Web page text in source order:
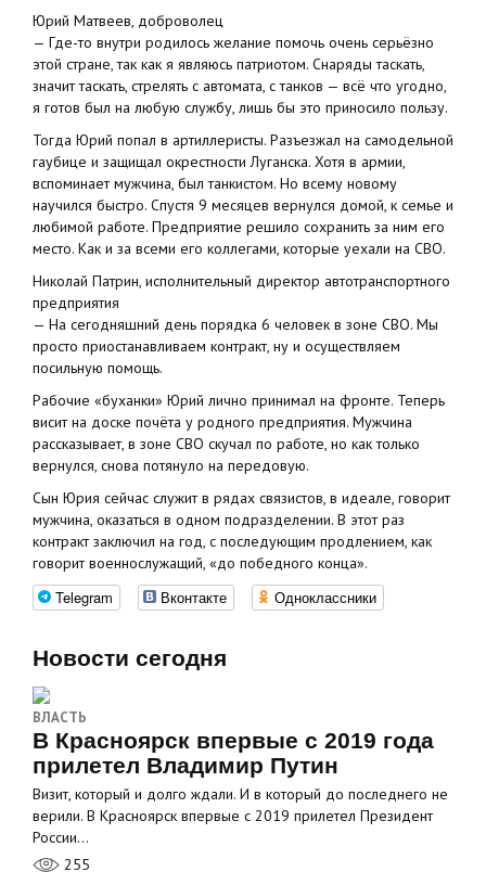
Юрий Матвеев, доброволец
— Где-то внутри родилось желание помочь очень серьёзно
этой стране, так как я являюсь патриотом. Снаряды таскать,
значит таскать, стрелять с автомата, с танков — всё что угодно,
я готов был на любую службу, лишь бы это приносило пользу.
Тогда Юрий попал в артиллеристы. Разъезжал на самодельной
гаубице и защищал окрестности Луганска. Хотя в армии,
вспоминает мужчина, был танкистом. Но всему новому
научился быстро. Спустя 9 месяцев вернулся домой, к семье и
любимой работе. Предприятие решило сохранить за ним его
место. Как и за всеми его коллегами, которые уехали на СВО.
Николай Патрин, исполнительный директор автотранспортного
предприятия
— На сегодняшний день порядка 6 человек в зоне СВО. Мы
просто приостанавливаем контракт, ну и осуществляем
посильную помощь.
Рабочие «буханки» Юрий лично принимал на фронте. Теперь
висит на доске почёта у родного предприятия. Мужчина
рассказывает, в зоне СВО скучал по работе, но как только
вернулся, снова потянуло на передовую.
Сын Юрия сейчас служит в рядах связистов, в идеале, говорит
мужчина, оказаться в одном подразделении. В этот раз
контракт заключил на год, с последующим продлением, как
говорит военнослужащий, «до победного конца».
Telegram Вконтакте Одноклассники
Новости сегодня
ВЛАСТЬ
В Красноярск впервые с 2019 года
прилетел Владимир Путин
Визит, который и долго ждали. И в который до последнего не
верили. В Красноярск впервые с 2019 прилетел Президент
России…
255